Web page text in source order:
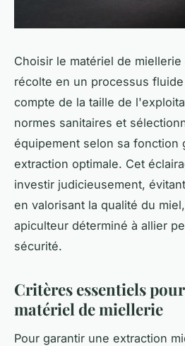
Choisir le matériel de
récolte en un processus
compte de la taille de
normes sanitaires et
équipement selon sa fonction
extraction optimale. Cet
investir judicieusement,
en valorisant la qualité du
apiculteur déterminé à allier
sécurité.
Critères essentiels
matériel de miellerie
Pour garantir une extraction